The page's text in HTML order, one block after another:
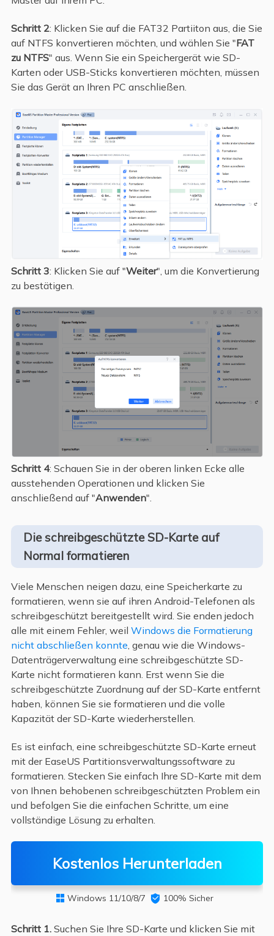
Schritt 2: Klicken Sie auf die FAT32 Partiiton aus, die Sie
auf NTFS konvertieren möchten, und wählen Sie "FAT
zu NTFS" aus. Wenn Sie ein Speichergerät wie SD-
Karten oder USB-Sticks konvertieren möchten, müssen
Sie das Gerät an Ihren PC anschließen.
Schritt 3: Klicken Sie auf "Weiter", um die Konvertierung
zu bestätigen.
Schritt 4: Schauen Sie in der oberen linken Ecke alle
ausstehenden Operationen und klicken Sie
anschließend auf "Anwenden".
Die schreibgeschützte SD-Karte auf
Normal formatieren
Viele Menschen neigen dazu, eine Speicherkarte zu
formatieren, wenn sie auf ihren Android-Telefonen als
schreibgeschützt bereitgestellt wird. Sie enden jedoch
alle mit einem Fehler, weil Windows die Formatierung
nicht abschließen konnte , genau wie die Windows-
Datenträgerverwaltung eine schreibgeschützte SD-
Karte nicht formatieren kann. Erst wenn Sie die
schreibgeschützte Zuordnung auf der SD-Karte entfernt
haben, können Sie sie formatieren und die volle
Kapazität der SD-Karte wiederherstellen.
Es ist einfach, eine schreibgeschützte SD-Karte erneut
mit der EaseUS Partitionsverwaltungssoftware zu
formatieren. Stecken Sie einfach Ihre SD-Karte mit dem
von Ihnen behobenen schreibgeschützten Problem ein
und befolgen Sie die einfachen Schritte, um eine
vollständige Lösung zu erhalten.
Kostenlos Herunterladen
 Windows 11/10/8/7  100% Sicher
Schritt 1.Suchen Sie Ihre SD-Karte und klicken Sie mit